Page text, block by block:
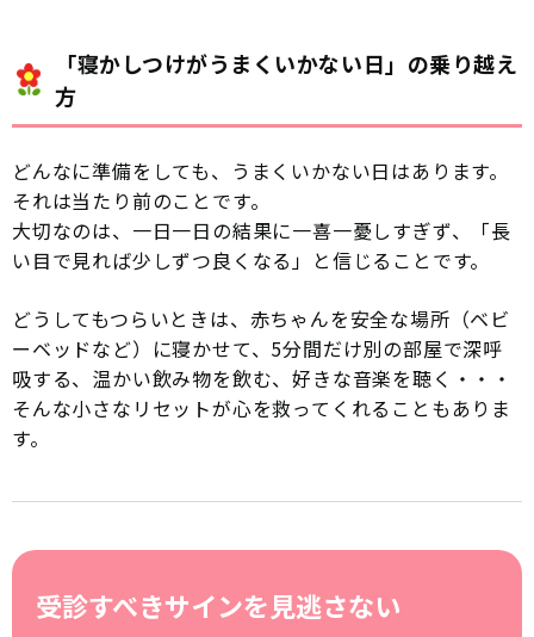
「寝かしつけがうまくいかない日」の乗り越え
方
どんなに準備をしても、うまくいかない日はあります。
それは当たり前のことです。
大切なのは、一日一日の結果に一喜一憂しすぎず、「長
い目で見れば少しずつ良くなる」と信じることです。
どうしてもつらいときは、赤ちゃんを安全な場所（ベビ
ーベッドなど）に寝かせて、5分間だけ別の部屋で深呼
吸する、温かい飲み物を飲む、好きな音楽を聴く・・・
そんな小さなリセットが心を救ってくれることもありま
す。
受診すべきサインを見逃さない